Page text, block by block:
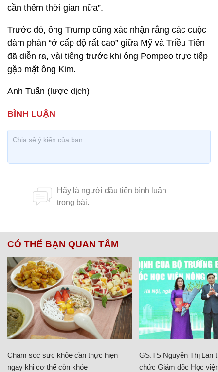
cần thêm thời gian nữa”.
Trước đó, ông Trump cũng xác nhận rằng các cuộc
đàm phán “ở cấp độ rất cao” giữa Mỹ và Triều Tiên
đã diễn ra, vài tiếng trước khi ông Pompeo trực tiếp
gặp mặt ông Kim.
Anh Tuấn (lược dịch)
CÓ THỂ BẠN QUAN TÂM
Chăm sóc sức khỏe cần thực hiện
ngay khi cơ thể còn khỏe
GS.TS Nguyễn Thị Lan
chức Giám đốc Học